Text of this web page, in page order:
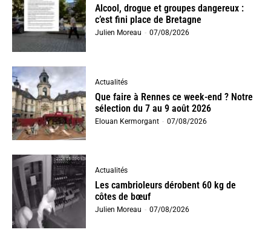
Alcool, drogue et groupes dangereux :
c’est fini place de Bretagne
Julien Moreau - 07/08/2026
Actualités
Que faire à Rennes ce week-end ? Notre
sélection du 7 au 9 août 2026
Elouan Kermorgant - 07/08/2026
Actualités
Les cambrioleurs dérobent 60 kg de
côtes de bœuf
Julien Moreau - 07/08/2026